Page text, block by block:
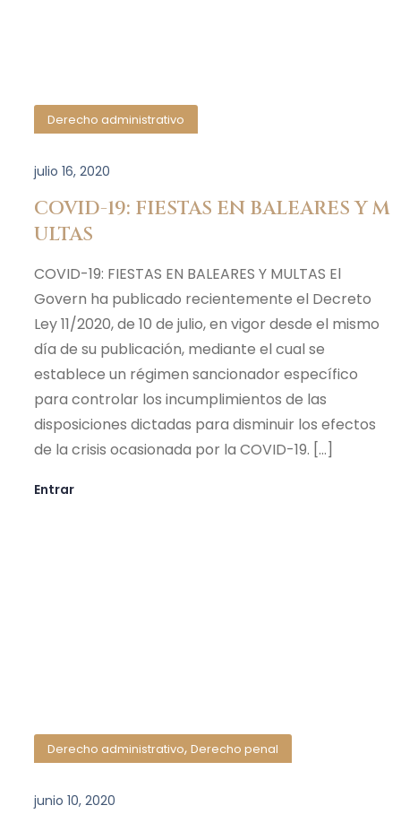
Derecho administrativo
julio 16, 2020
COVID-19: FIESTAS EN BALEARES Y M
ULTAS
COVID-19: FIESTAS EN BALEARES Y MULTAS El
Govern ha publicado recientemente el Decreto
Ley 11/2020, de 10 de julio, en vigor desde el mismo
día de su publicación, mediante el cual se
establece un régimen sancionador específico
para controlar los incumplimientos de las
disposiciones dictadas para disminuir los efectos
de la crisis ocasionada por la COVID-19. […]
Entrar
Derecho administrativo, Derecho penal
junio 10, 2020